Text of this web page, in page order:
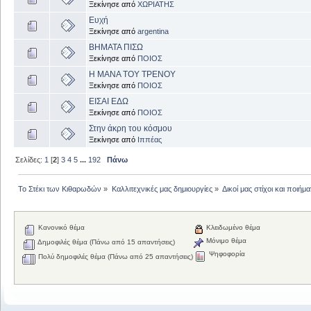
Ξεκίνησε από ΧΩΡΙΑΤΗΣ
Ευχή
Ξεκίνησε από argentina
ΒΗΜΑΤΑ ΠΙΣΩ
Ξεκίνησε από ΠΟΙΟΣ
Η ΜΑΝΑ ΤΟΥ ΤΡΕΝΟΥ
Ξεκίνησε από ΠΟΙΟΣ
ΕΙΣΑΙ ΕΔΩ
Ξεκίνησε από ΠΟΙΟΣ
Στην άκρη του κόσμου
Ξεκίνησε από Ιππέας
Σελίδες: 1 [2]3 4 5 ... 192 Πάνω
Το Στέκι των Κιθαρωδών » Καλλιτεχνικές μας δημιουργίες» Δικοί μας στίχοι και
Κανονικό θέμα
Δημοφιλές θέμα (Πάνω από 15 απαντήσεις)
Πολύ δημοφιλές θέμα (Πάνω από 25 απαντήσεις)
Κλειδωμένο θέμα
Μόνιμο θέμα
Ψηφοφορία